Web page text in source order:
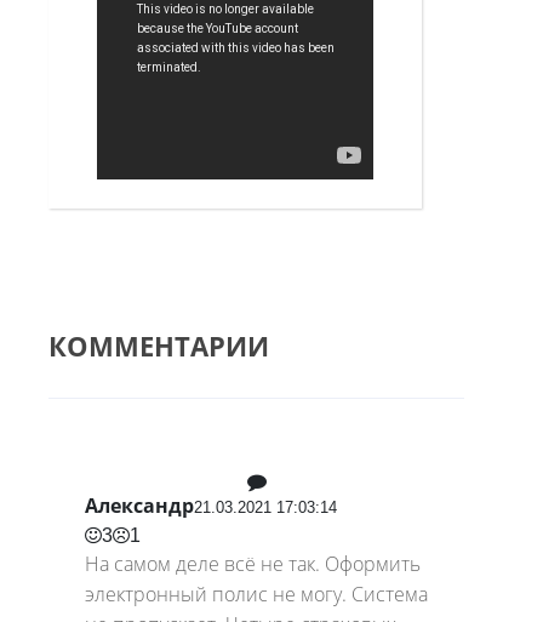
КОММЕНТАРИИ
Александр21.03.2021 17:03:14
3
1
На самом деле всё не так. Оформить
электронный полис не могу. Система